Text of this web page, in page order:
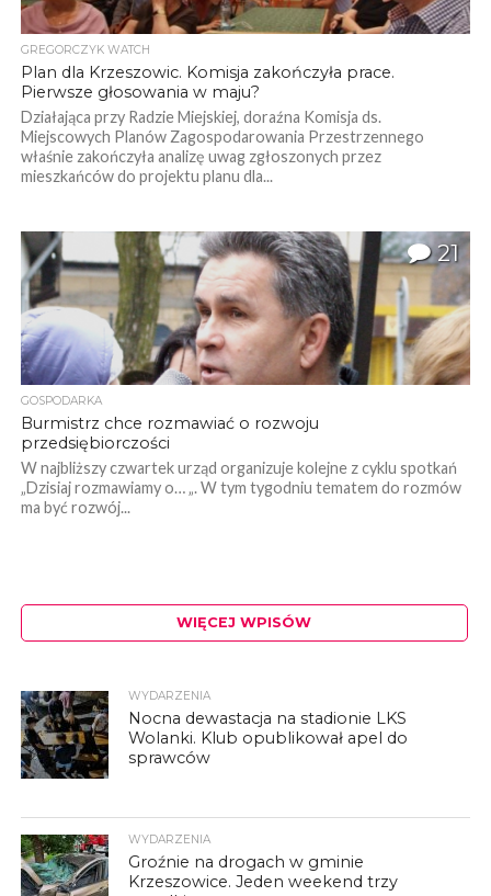
GREGORCZYK WATCH
Plan dla Krzeszowic. Komisja zakończyła prace.
Pierwsze głosowania w maju?
Działająca przy Radzie Miejskiej, doraźna Komisja ds.
Miejscowych Planów Zagospodarowania Przestrzennego
właśnie zakończyła analizę uwag zgłoszonych przez
mieszkańców do projektu planu dla...
21
GOSPODARKA
Burmistrz chce rozmawiać o rozwoju
przedsiębiorczości
W najbliższy czwartek urząd organizuje kolejne z cyklu spotkań
„Dzisiaj rozmawiamy o… „. W tym tygodniu tematem do rozmów
ma być rozwój...
WIĘCEJ WPISÓW
WYDARZENIA
Nocna dewastacja na stadionie LKS
Wolanki. Klub opublikował apel do
sprawców
WYDARZENIA
Groźnie na drogach w gminie
Krzeszowice. Jeden weekend trzy